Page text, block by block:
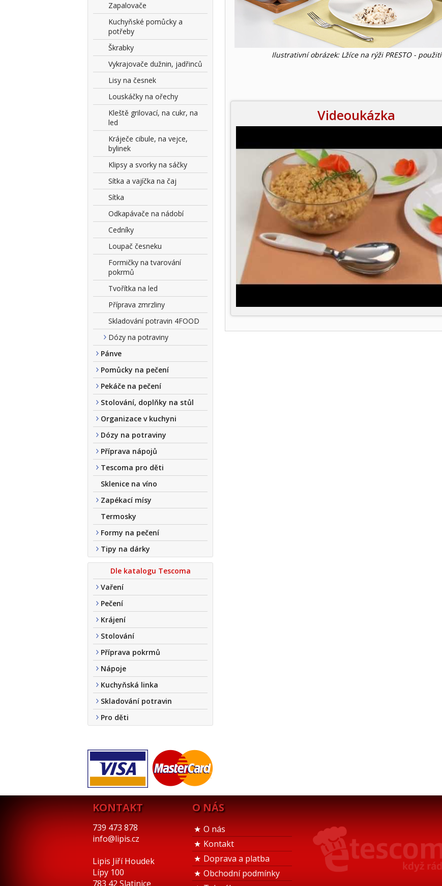
Zapalovače
Kuchyňské pomůcky a
potřeby
Škrabky
Vykrajovače dužnin, jadřinců
Lisy na česnek
Louskáčky na ořechy
Kleště grilovací, na cukr, na
led
Kráječe cibule, na vejce,
bylinek
Klipsy a svorky na sáčky
Sítka a vajíčka na čaj
Sítka
Odkapávače na nádobí
Cedníky
Loupač česneku
Formičky na tvarování
pokrmů
Tvořítka na led
Příprava zmrzliny
Skladování potravin 4FOOD
Dózy na potraviny
Pánve
Pomůcky na pečení
Pekáče na pečení
Stolování, doplňky na stůl
Organizace v kuchyni
Dózy na potraviny
Příprava nápojů
Tescoma pro děti
Sklenice na víno
Zapékací mísy
Termosky
Formy na pečení
Tipy na dárky
Dle katalogu Tescoma
Vaření
Pečení
Krájení
Stolování
Příprava pokrmů
Nápoje
Kuchyňská linka
Skladování potravin
Pro děti
Ilustrativní obrázek: Lžíce na rýži PRESTO - použití
Videoukázka
KONTAKT
739 473 878
info@lipis.cz
Lipis Jiří Houdek
Lípy 100
783 42 Slatinice
O NÁS
O nás
Kontakt
Doprava a platba
Obchodní podmínky